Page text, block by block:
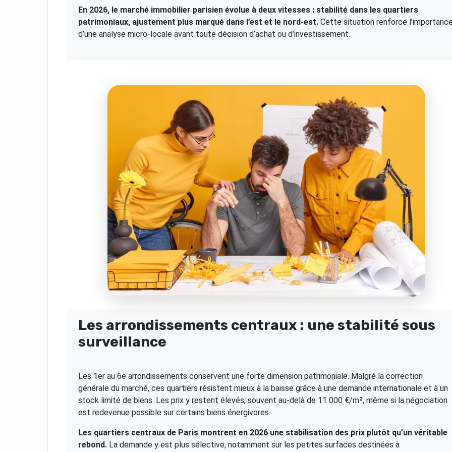
En 2026, le marché immobilier parisien évolue à deux vitesses : stabilité dans les quartiers
patrimoniaux, ajustement plus marqué dans l’est et le nord-est. Cette situation renforce
d’une analyse micro-locale avant toute décision d’achat ou d’investissement.
Les arrondissements centraux : une stabilité sous
surveillance
Les 1er au 6e arrondissements conservent une forte dimension patrimoniale. Malgré la correction
générale du marché, ces quartiers résistent mieux à la baisse grâce à une demande internationale et à un
stock limité de biens. Les prix y restent élevés, souvent au-delà de 11 000 €/m², même si la négociation
est redevenue possible sur certains biens énergivores.
Les quartiers centraux de Paris montrent en 2026 une stabilisation des prix plutôt qu’un véritable
rebond. La demande y est plus sélective, notamment sur les petites surfaces destinées à